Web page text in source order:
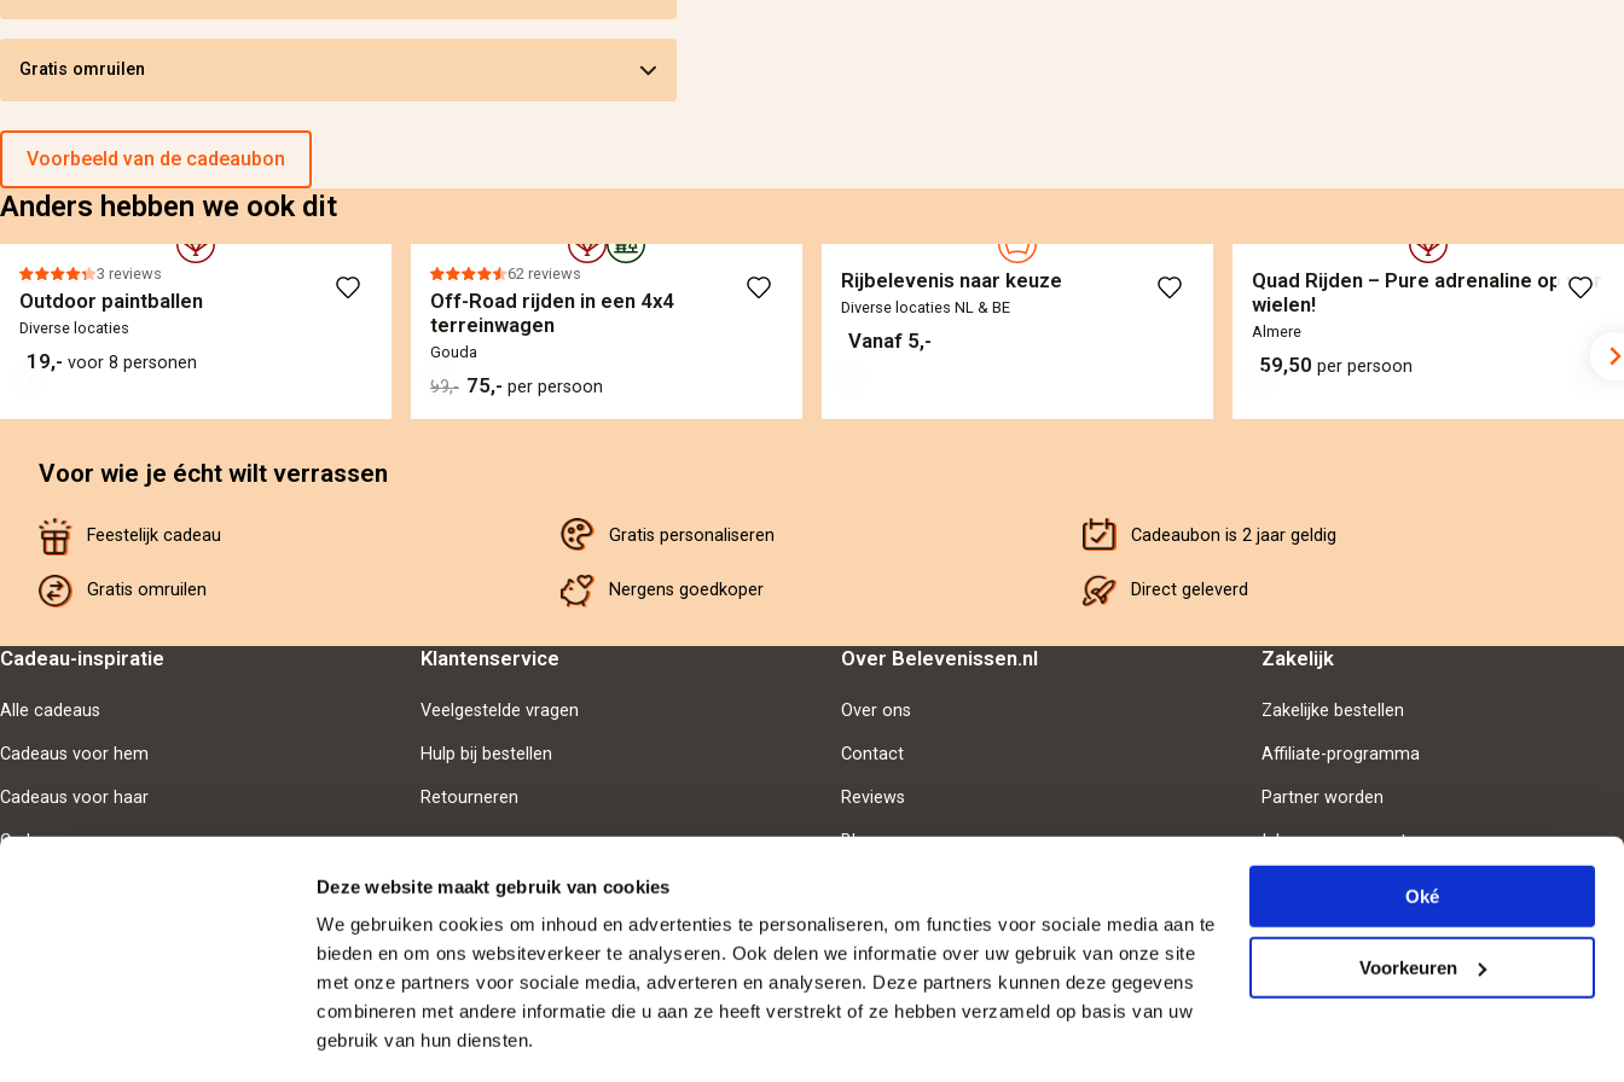
Deze website maakt gebruik van cookies
We gebruiken cookies om inhoud en advertenties te personaliseren, om functies voor sociale media aan te
bieden en om ons websiteverkeer te analyseren. Ook delen we informatie over uw gebruik van onze site
met onze partners voor sociale media, adverteren en analyseren. Deze partners kunnen deze gegevens
combineren met andere informatie die u aan ze heeft verstrekt of ze hebben verzameld op basis van uw
gebruik van hun diensten.
Oké
Voorkeuren
Gratis omruilen
Voorbeeld van de cadeaubon
Anders hebben we ook dit
3 reviews
Outdoor paintballen
Diverse locaties
19,- voor 8 personen
62 reviews
Off-Road rijden in een 4x4
terreinwagen
Gouda
99,- 75,- per persoon
Rijbelevenis naar keuze
Diverse locaties NL & BE
Vanaf 5,-
Quad Rijden – Pure adrenaline op vier
wielen!
Almere
59,50 per persoon
Voor wie je écht wilt verrassen
Feestelijk cadeau Gratis personaliseren Cadeaubon is 2 jaar geldig
Gratis omruilen Nergens goedkoper Direct geleverd
Cadeau-inspiratie
Alle cadeaus
Cadeaus voor hem
Cadeaus voor haar
Cadeaus voor samen
Klantenservice
Veelgestelde vragen
Hulp bij bestellen
Retourneren
Over Belevenissen.nl
Over ons
Contact
Reviews
Blog
Zakelijk
Zakelijke bestellen
Affiliate-programma
Partner worden
Inloggen voor partners
Goedgekeurd Betaalmethoden